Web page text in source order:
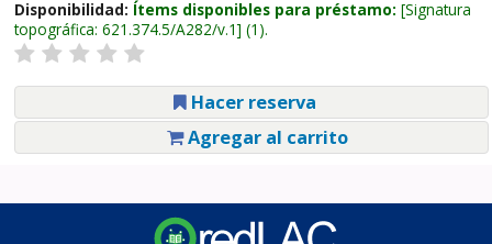
Disponibilidad: Ítems disponibles para préstamo: Signatura
topográfica: 621.374.5/A282/v.1 (1).
Hacer reserva
Agregar al carrito